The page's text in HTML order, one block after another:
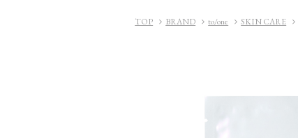
TOP BRAND to/one SKIN CARE